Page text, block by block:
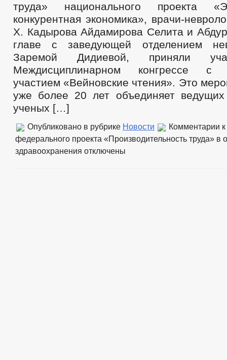
труда» национального проекта
конкурентная экономика», врачи-
Х. Кадырова Айдамирова Селита и
главе с заведующей отделением
Заремой Дидиевой, приняли
Междисциплинарном конгрессе с
участием «Вейновские чтения». Это
уже более 20 лет объединяет ведущих
ученых […]
Опубликовано в рубрике Новости Комментарии
федерального проекта «Производительность труда» в
здравоохранения отключены